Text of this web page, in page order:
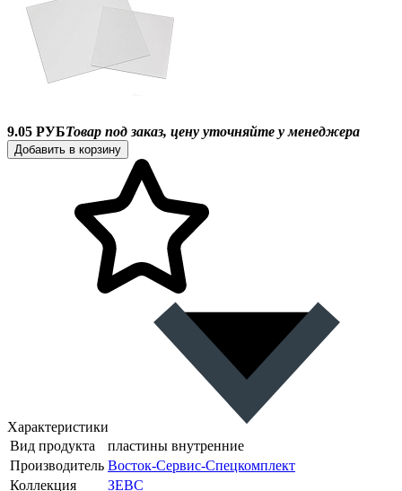
9.05 РУБТовар под заказ, цену уточняйте у менеджера
Добавить в корзину
Характеристики
Вид продукта
пластины внутренние
Производитель Восток-Сервис-Спецкомплект
Коллекция
ЗЕВС